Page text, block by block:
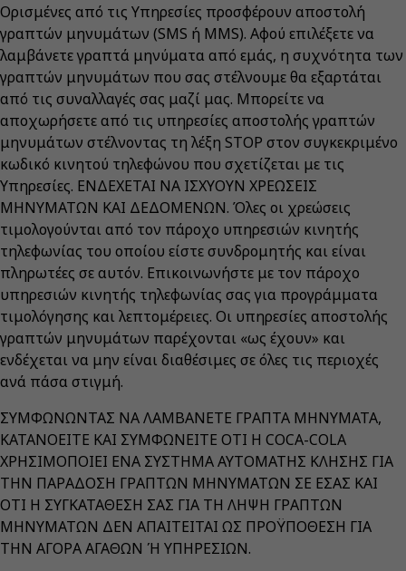
Ορισμένες από τις Υπηρεσίες προσφέρουν αποστολή
γραπτών μηνυμάτων (SMS ή MMS). Αφού επιλέξετε να
λαμβάνετε γραπτά μηνύματα από εμάς, η συχνότητα των
γραπτών μηνυμάτων που σας στέλνουμε θα εξαρτάται
από τις συναλλαγές σας μαζί μας. Μπορείτε να
αποχωρήσετε από τις υπηρεσίες αποστολής γραπτών
μηνυμάτων στέλνοντας τη λέξη STOP στον συγκεκριμένο
κωδικό κινητού τηλεφώνου που σχετίζεται με τις
Υπηρεσίες. ΕΝΔΕΧΕΤΑΙ ΝΑ ΙΣΧΥΟΥΝ ΧΡΕΩΣΕΙΣ
ΜΗΝΥΜΑΤΩΝ ΚΑΙ ΔΕΔΟΜΕΝΩΝ. Όλες οι χρεώσεις
τιμολογούνται από τον πάροχο υπηρεσιών κινητής
τηλεφωνίας του οποίου είστε συνδρομητής και είναι
πληρωτέες σε αυτόν. Επικοινωνήστε με τον πάροχο
υπηρεσιών κινητής τηλεφωνίας σας για προγράμματα
τιμολόγησης και λεπτομέρειες. Οι υπηρεσίες αποστολής
γραπτών μηνυμάτων παρέχονται «ως έχουν» και
ενδέχεται να μην είναι διαθέσιμες σε όλες τις περιοχές
ανά πάσα στιγμή.
ΣΥΜΦΩΝΩΝΤΑΣ ΝΑ ΛΑΜΒΑΝΕΤΕ ΓΡΑΠΤΑ ΜΗΝΥΜΑΤΑ,
ΚΑΤΑΝΟΕΙΤΕ ΚΑΙ ΣΥΜΦΩΝΕΙΤΕ ΟΤΙ Η COCA-COLA
ΧΡΗΣΙΜΟΠΟΙΕΙ ΕΝΑ ΣΥΣΤΗΜΑ ΑΥΤΟΜΑΤΗΣ ΚΛΗΣΗΣ ΓΙΑ
ΤΗΝ ΠΑΡΑΔΟΣΗ ΓΡΑΠΤΩΝ ΜΗΝΥΜΑΤΩΝ ΣΕ ΕΣΑΣ ΚΑΙ
ΟΤΙ Η ΣΥΓΚΑΤΑΘΕΣΗ ΣΑΣ ΓΙΑ ΤΗ ΛΗΨΗ ΓΡΑΠΤΩΝ
ΜΗΝΥΜΑΤΩΝ ΔΕΝ ΑΠΑΙΤΕΙΤΑΙ ΩΣ ΠΡΟΫΠΟΘΕΣΗ ΓΙΑ
ΤΗΝ ΑΓΟΡΑ ΑΓΑΘΩΝ Ή ΥΠΗΡΕΣΙΩΝ.